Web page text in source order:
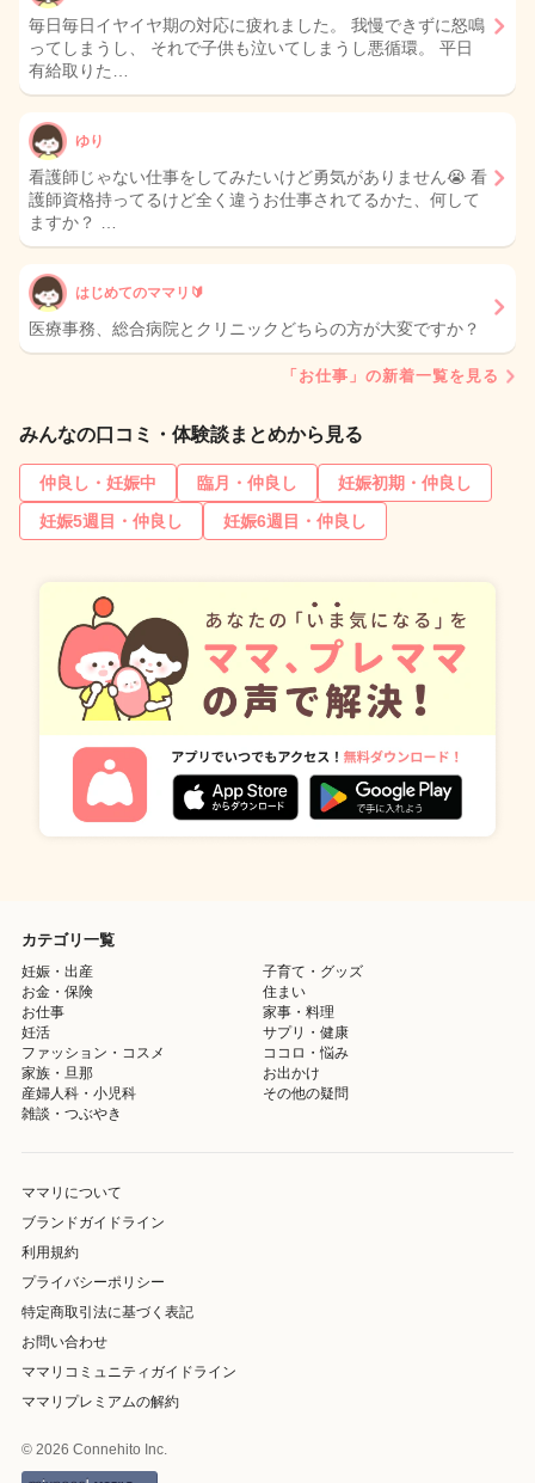
毎日毎日イヤイヤ期の対応に疲れました。 我慢できずに怒鳴
ってしまうし、 それで子供も泣いてしまうし悪循環。 平日
有給取りた…
ゆり
看護師じゃない仕事をしてみたいけど勇気がありません😭 看
護師資格持ってるけど全く違うお仕事されてるかた、何して
ますか？ …
はじめてのママリ🔰
医療事務、総合病院とクリニックどちらの方が大変ですか？
「お仕事」の新着一覧を見る
みんなの口コミ・体験談まとめから見る
仲良し・妊娠中 臨月・仲良し
妊娠初期・仲良し
妊娠5週目・仲良し
妊娠6週目・仲良し
カテゴリ一覧
妊娠・出産
子育て・グッズ
お金・保険
住まい
お仕事
家事・料理
妊活
サプリ・健康
ファッション・コスメ
ココロ・悩み
家族・旦那
お出かけ
産婦人科・小児科
その他の疑問
雑談・つぶやき
ママリについて
ブランドガイドライン
利用規約
プライバシーポリシー
特定商取引法に基づく表記
お問い合わせ
ママリコミュニティガイドライン
ママリプレミアムの解約
© 2026 Connehito Inc.